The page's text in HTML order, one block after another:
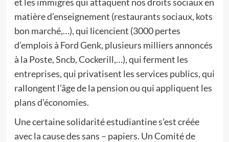
matière d’enseignement (restaurants sociaux, kots
bon marché,…), qui licencient (3000 pertes
d’emplois à Ford Genk, plusieurs milliers annoncés
à la Poste, Sncb, Cockerill,…), qui ferment les
entreprises, qui privatisent les services publics, qui
rallongent l’âge de la pension ou qui appliquent les
plans d’économies.
Une certaine solidarité estudiantine s’est créée
avec la cause des sans – papiers. Un Comité de